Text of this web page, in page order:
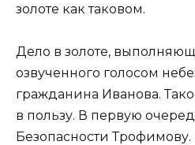
золоте как таковом.
Дело в золоте,
озвученного голосом
гражданина Иванова.
в пользу. В первую
Безопасности